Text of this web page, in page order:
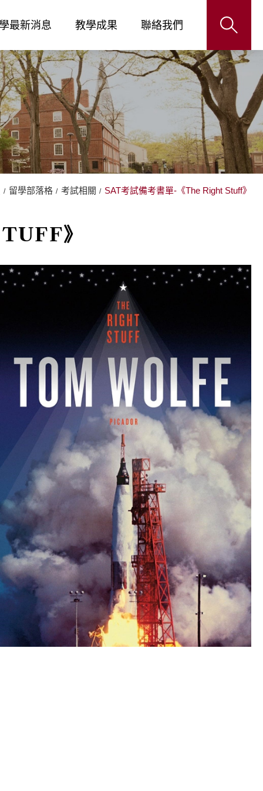
最新消息 教學成果 聯絡我們
留學部落格 考試相關 SAT考試備考書單-《The Right Stuff》
》